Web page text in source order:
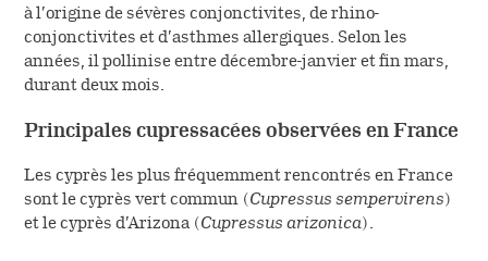
à l’origine de sévères conjonctivites, de rhino-
conjonctivites et d’asthmes allergiques. Selon les
années, il pollinise entre décembre-janvier et fin mars,
durant deux mois.
Principales cupressacées observées en France
Les cyprès les plus fréquemment rencontrés en France
sont le cyprès vert commun (Cupressus sempervirens)
et le cyprès d’Arizona (Cupressus arizonica).